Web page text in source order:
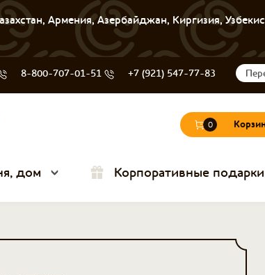
Армения, Азербайджан, Киргизия,
8-800-707-01-51 +7 (921) 547-77-83
0
дом Корпоративные подарки